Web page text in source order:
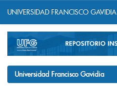
navigation
UNIVERSIDAD FRANCISCO GAVIDIA
Universidad Francisco Gavidia